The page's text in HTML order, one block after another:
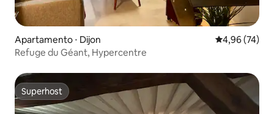
Apartamento ⋅ Dijon 4,96 de uma
4,96 (74)
Refuge du Géant, Hypercentre
Superhost
Superhost